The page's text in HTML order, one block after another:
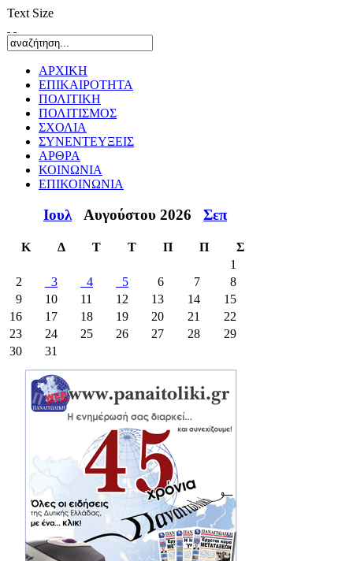
Text Size
ΑΡΧΙΚΗ
ΕΠΙΚΑΙΡΟΤΗΤΑ
ΠΟΛΙΤΙΚΗ
ΠΟΛΙΤΙΣΜΟΣ
ΣΧΟΛΙΑ
ΣΥΝΕΝΤΕΥΞΕΙΣ
ΑΡΘΡΑ
ΚΟΙΝΩΝΙΑ
ΕΠΙΚΟΙΝΩΝΙΑ
Ιουλ Αυγούστου 2026 Σεπ
Κ Δ Τ Τ Π Π
Σ
1
2
3 4 5 6 7
8
9
10 11 12 13 14
15
16
17 18 19 20 21
22
23
24 25 26 27 28
29
30
31